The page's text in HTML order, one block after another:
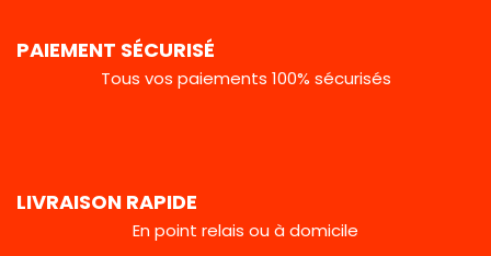
PAIEMENT SÉCURISÉ
Tous vos paiements 100% sécurisés
LIVRAISON RAPIDE
En point relais ou à domicile